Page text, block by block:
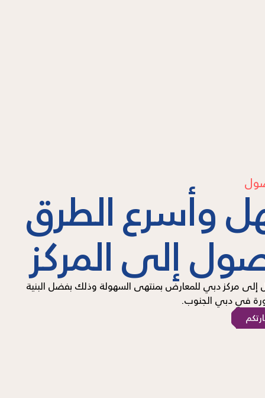
وأسرع الطرق
إلى المركز
إلى مركز دبي للمعارض بمنتهى السهولة وذلك بفضل البنية
في دبي الجنوب.